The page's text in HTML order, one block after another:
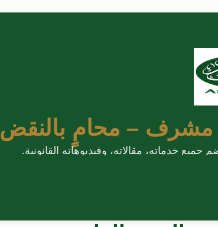
مشرف – محامٍ بالنقض
خدماته، مقالاته، وفيديوهاته القانونية.